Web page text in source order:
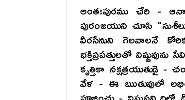
అంతఃపురము చేరి -
పురంజయుని చూసి
వీరసేనుని గెలవాలనే
భక్తిప్రపత్తులతో
కృత్తికా
వేళ - ఈ ఋతువులో